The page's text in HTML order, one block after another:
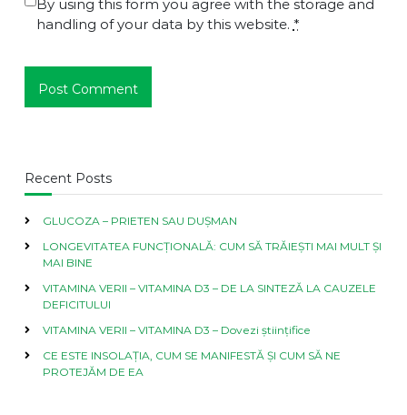
By using this form you agree with the storage and
handling of your data by this website. *
Recent Posts
GLUCOZA – PRIETEN SAU DUȘMAN
LONGEVITATEA FUNCȚIONALĂ: CUM SĂ TRĂIEȘTI MAI MULT ȘI
MAI BINE
VITAMINA VERII – VITAMINA D3 – DE LA SINTEZĂ LA CAUZELE
DEFICITULUI
VITAMINA VERII – VITAMINA D3 – Dovezi științifice
CE ESTE INSOLAȚIA, CUM SE MANIFESTĂ ȘI CUM SĂ NE
PROTEJĂM DE EA